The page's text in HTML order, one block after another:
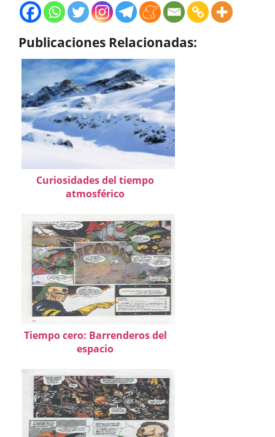
Publicaciones Relacionadas:
Curiosidades del tiempo
atmosférico
Tiempo cero: Barrenderos del
espacio